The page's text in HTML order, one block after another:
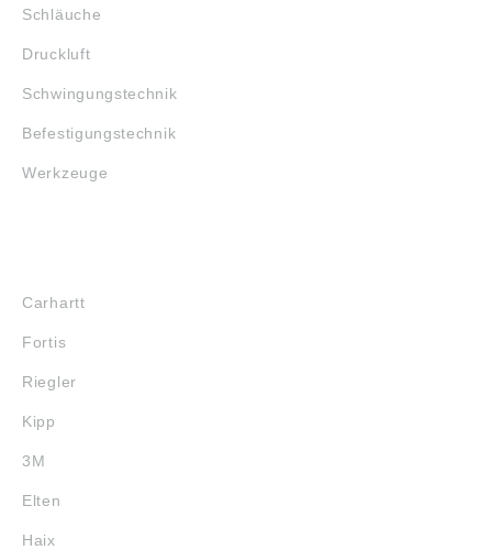
Schläuche
Druckluft
Schwingungstechnik
Befestigungstechnik
Werkzeuge
Carhartt
Fortis
Riegler
Kipp
3M
Elten
Haix